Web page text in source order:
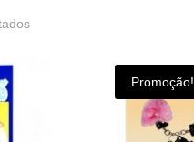
Ordenado
Promoção!